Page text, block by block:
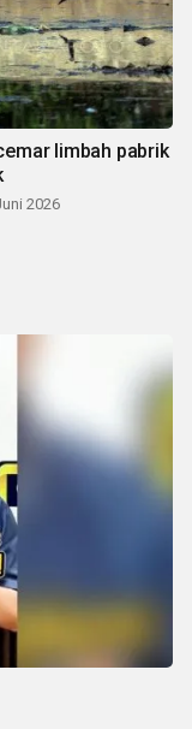
limbah pabrik
2026